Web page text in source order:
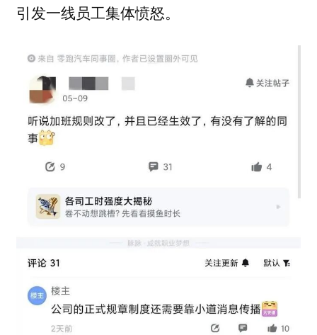
引发一线员工集体愤怒。